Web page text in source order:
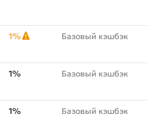
1% Базовый кэшбэк
1% Базовый кэшбэк
1% Базовый кэшбэк